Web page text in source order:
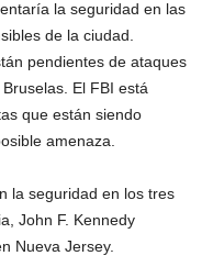
la seguridad en las
de la ciudad.
pendientes de ataques
El FBI está
que están siendo
amenaza.
la seguridad en los tres
John F. Kennedy
Nueva Jersey.